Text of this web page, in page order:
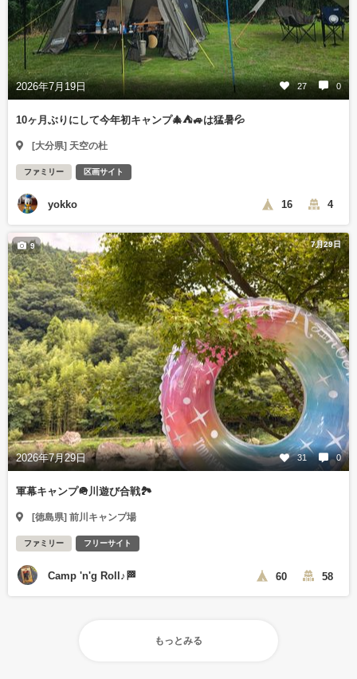
2026年7月19日 27 0
10ヶ月ぶりにして今年初キャンプ🎄⛺🚙は猛暑💦
[大分県] 天空の杜
ファミリー 区画サイト
yokko 16 4
7月29日
2026年7月29日 31 0
9
軍幕キャンプ🪖川遊び合戦🏞️
[徳島県] 前川キャンプ場
ファミリー フリーサイト
Camp 'n'g Roll♪🏁 60 58
もっとみる